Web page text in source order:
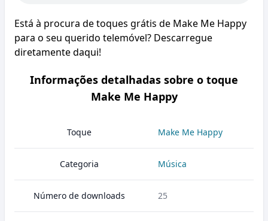
Está à procura de toques grátis de Make Me Happy
para o seu querido telemóvel? Descarregue
diretamente daqui!
Informações detalhadas sobre o toque
Make Me Happy
Toque Make Me Happy
Categoria Música
Número de downloads 25